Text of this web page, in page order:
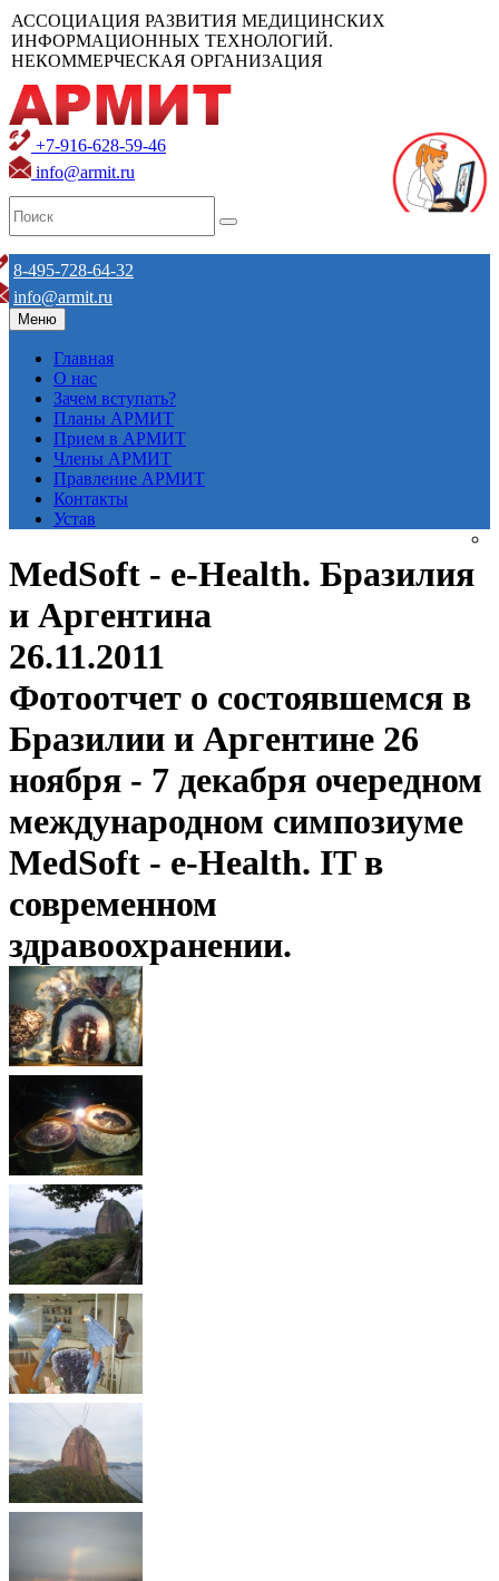
АССОЦИАЦИЯ РАЗВИТИЯ МЕДИЦИНСКИХ
ИНФОРМАЦИОННЫХ ТЕХНОЛОГИЙ.
НЕКОММЕРЧЕСКАЯ ОРГАНИЗАЦИЯ
+7-916-628-59-46
info@armit.ru
8-495-728-64-32
info@armit.ru
Меню
Главная
О нас
Зачем вступать?
Планы АРМИТ
Прием в АРМИТ
Члены АРМИТ
Правление АРМИТ
Контакты
Устав
MedSoft - e-Health. Бразилия
и Аргентина
26.11.2011
Фотоотчет о состоявшемся в
Бразилии и Аргентине 26
ноября - 7 декабря очередном
международном симпозиуме
MedSoft - e-Health. IT в
современном
здравоохранении.